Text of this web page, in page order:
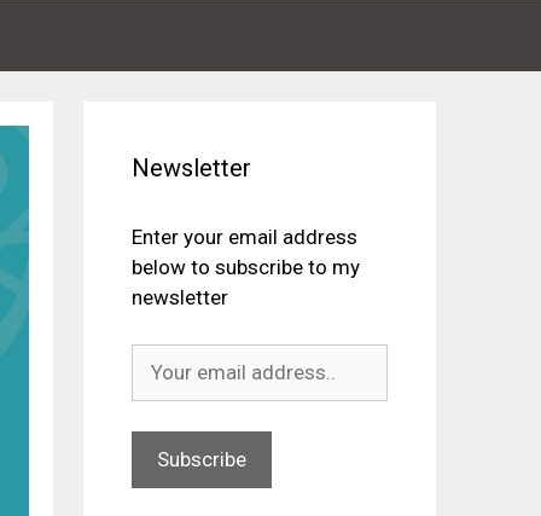
Newsletter
Enter your email address
below to subscribe to my
newsletter